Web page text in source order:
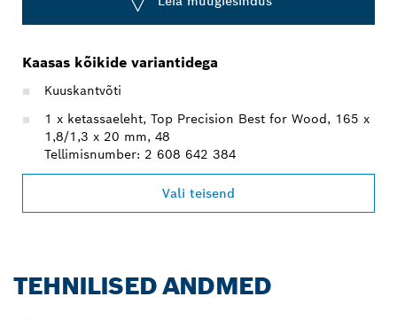
Kaasas kõikide variantidega
Kuuskantvõti
1 x ketassaeleht, Top Precision Best for Wood, 165 x
1,8/1,3 x 20 mm, 48
Tellimisnumber: 2 608 642 384
Vali teisend
TEHNILISED ANDMED